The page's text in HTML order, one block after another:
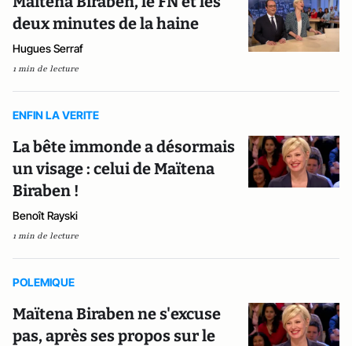
deux minutes de la haine
Hugues Serraf
1 min de lecture
ENFIN LA VERITE
La bête immonde a désormais
un visage : celui de Maïtena
Biraben !
Benoît Rayski
1 min de lecture
POLEMIQUE
Maïtena Biraben ne s'excuse
pas, après ses propos sur le